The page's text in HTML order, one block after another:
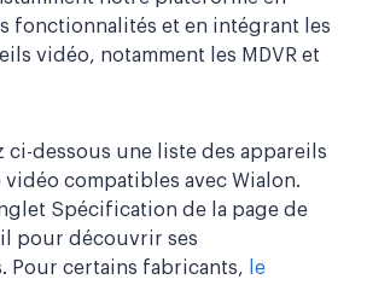
fonctionnalités et en intégrant les
vidéo, notamment les MDVR et
ci-dessous une liste des appareils
compatibles avec Wialon.
Spécification de la page de
pour découvrir ses
Pour certains fabricants,
le